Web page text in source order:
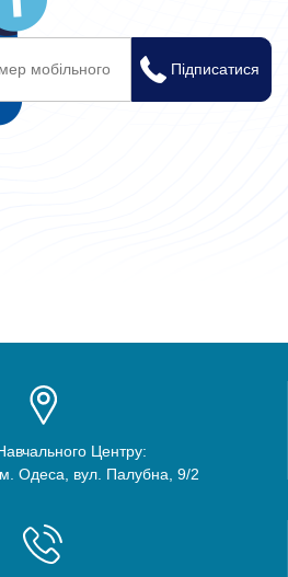
Центру:
Одеса, вул. Палубна, 9/2